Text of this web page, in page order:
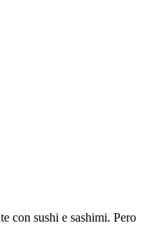
con sushi e sashimi. Pero